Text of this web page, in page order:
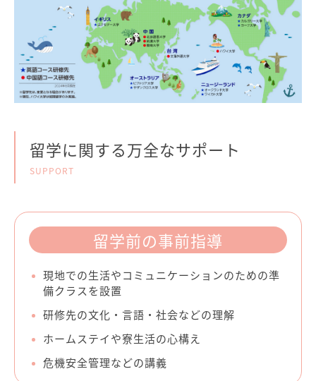
留学に関する万全なサポート
SUPPORT
留学前の事前指導
現地での生活やコミュニケーションのための準
備クラスを設置
研修先の文化・言語・社会などの理解
ホームステイや寮生活の心構え
危機安全管理などの講義